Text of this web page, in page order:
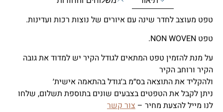
טפט מעוצב לחדר שינה עם איורים של נוצות רכות ועדינות.
טפט NON WOVEN.
על מנת להזמין טפט המתאים לגודל הקיר יש למדוד את גובה
הקיר ורוחב הקיר
ולהקליד את התוצאה בס״מ ב׳גודל בהתאמה אישית׳
ניתן לקבל את הטפטים בצבעים שונים בתוספת תשלום, שלחו
לנו מייל להצעת מחיר – צור קשר